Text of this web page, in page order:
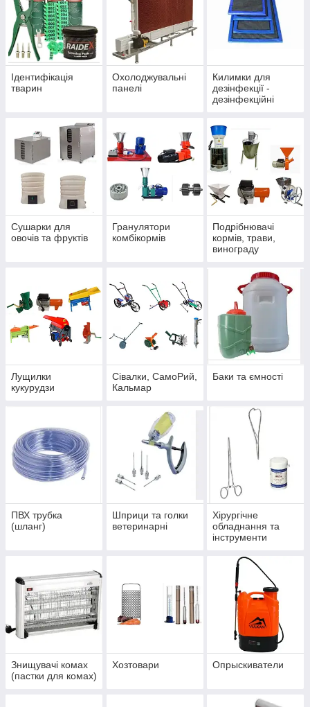
Ідентифікація
тварин
Охолоджувальні
панелі
Килимки для
дезінфекції -
дезінфекційні
Сушарки для
овочів та фруктів
Гранулятори
комбікормів
Подрібнювачі
кормів, трави,
винограду
Лущилки
кукурудзи
Сівалки, СамоРий,
Кальмар
Баки та ємності
ПВХ трубка
(шланг)
Шприци та голки
ветеринарні
Хірургічне
обладнання та
інструменти
Знищувачі комах
(пастки для комах)
Хозтовари Опрыскиватели